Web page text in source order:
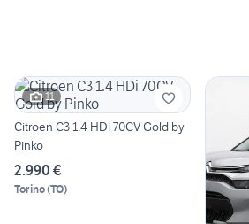
11
Citroen C3 1.4 HDi 70CV Gold by
Pinko
2.990 €
Torino(TO)